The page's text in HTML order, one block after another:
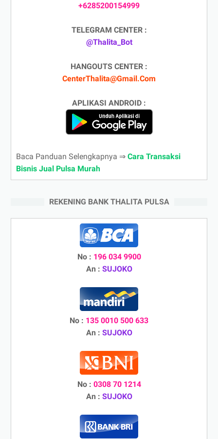
+6285200154999
TELEGRAM CENTER :
@Thalita_Bot
HANGOUTS CENTER :
CenterThalita@Gmail.Com
APLIKASI ANDROID :
Baca Panduan Selengkapnya ⇒ Cara Transaksi
Bisnis Jual Pulsa Murah
REKENING BANK THALITA PULSA
No : 196 034 9900
An : SUJOKO
No : 135 0010 500 633
An : SUJOKO
No : 0308 70 1214
An : SUJOKO